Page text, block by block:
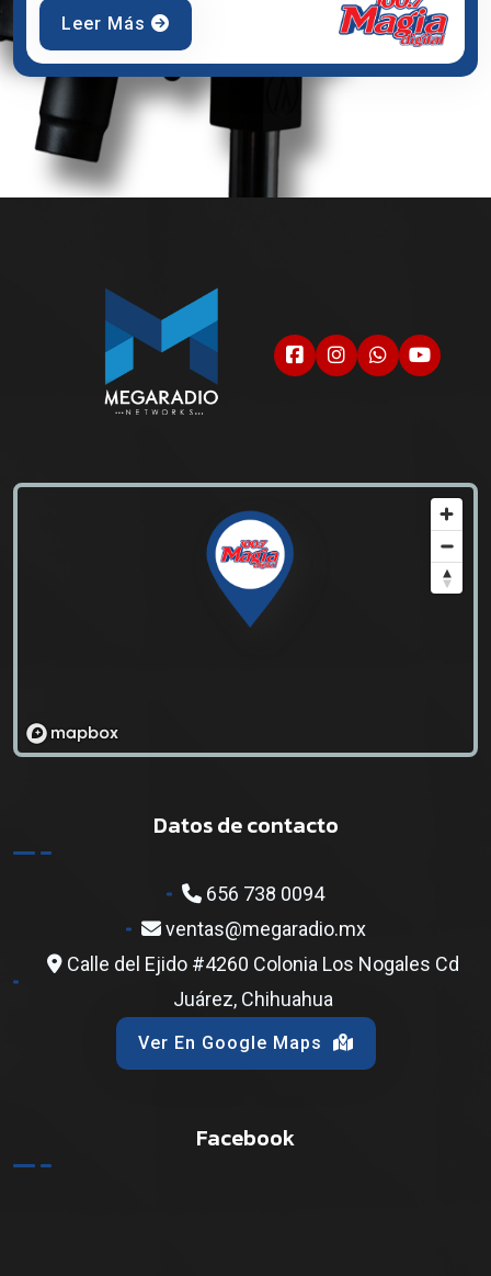
Leer Más
Datos de contacto
656 738 0094
ventas@megaradio.mx
Calle del Ejido #4260 Colonia Los Nogales Cd
Juárez, Chihuahua
Ver En Google Maps
Facebook